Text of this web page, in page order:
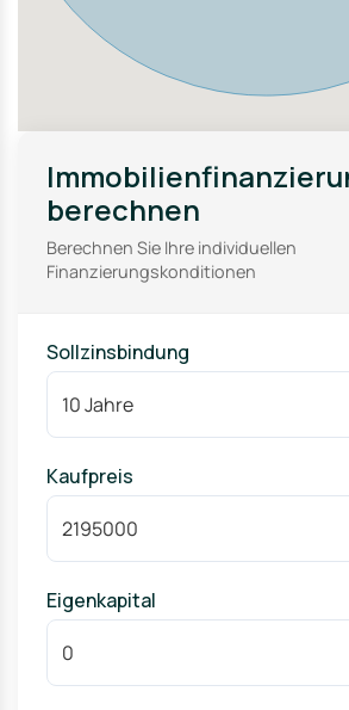
berechnen
Berechnen Sie Ihre individuellen
Finanzierungskonditionen
Sollzinsbindung
Kaufpreis
Eigenkapital